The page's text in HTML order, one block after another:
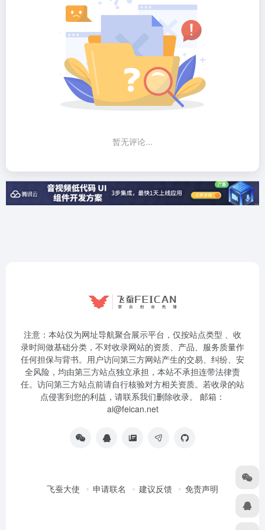
暂无评论...
注意：本站仅为网址导航聚合展示平台，仅按站点类型 、收
录时间做基础分类，不对收录网站的资质、产品、服务质量作
任何担保与背书。用户访问第三方网站产生的交易、纠纷、安
全风险，均由第三方站点独立承担，本站不承担连带法律责
任。访问第三方站点前请自行核验对方相关资质。若收录的站
点侵害到您的利益，请联系我们删除收录。 邮箱：
ai@feican.net
飞蚕大使 申请联名 建议反馈 免责声明